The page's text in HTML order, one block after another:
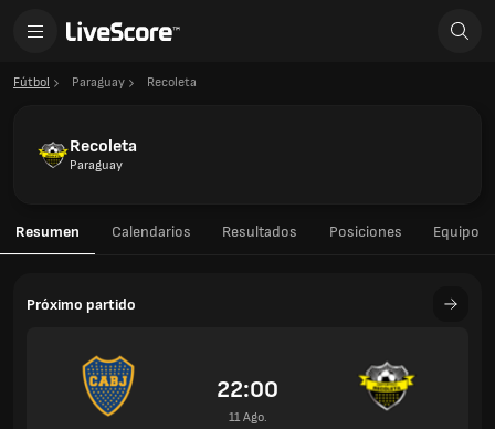
Fútbol Paraguay Recoleta
Recoleta
Paraguay
Resumen Calendarios Resultados Posiciones Equipo
Próximo partido
22:00
11 Ago.